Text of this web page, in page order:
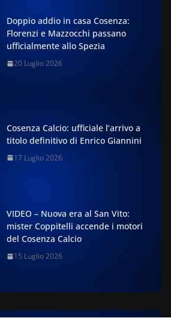
Doppio addio in casa Cosenza:
Florenzi e Mazzocchi passano
ufficialmente allo Spezia
20 Luglio 2026
Cosenza Calcio: ufficiale l’arrivo a
titolo definitivo di Enrico Giannini
17 Luglio 2026
VIDEO – Nuova era al San Vito:
mister Coppitelli accende i motori
del Cosenza Calcio
15 Luglio 2026